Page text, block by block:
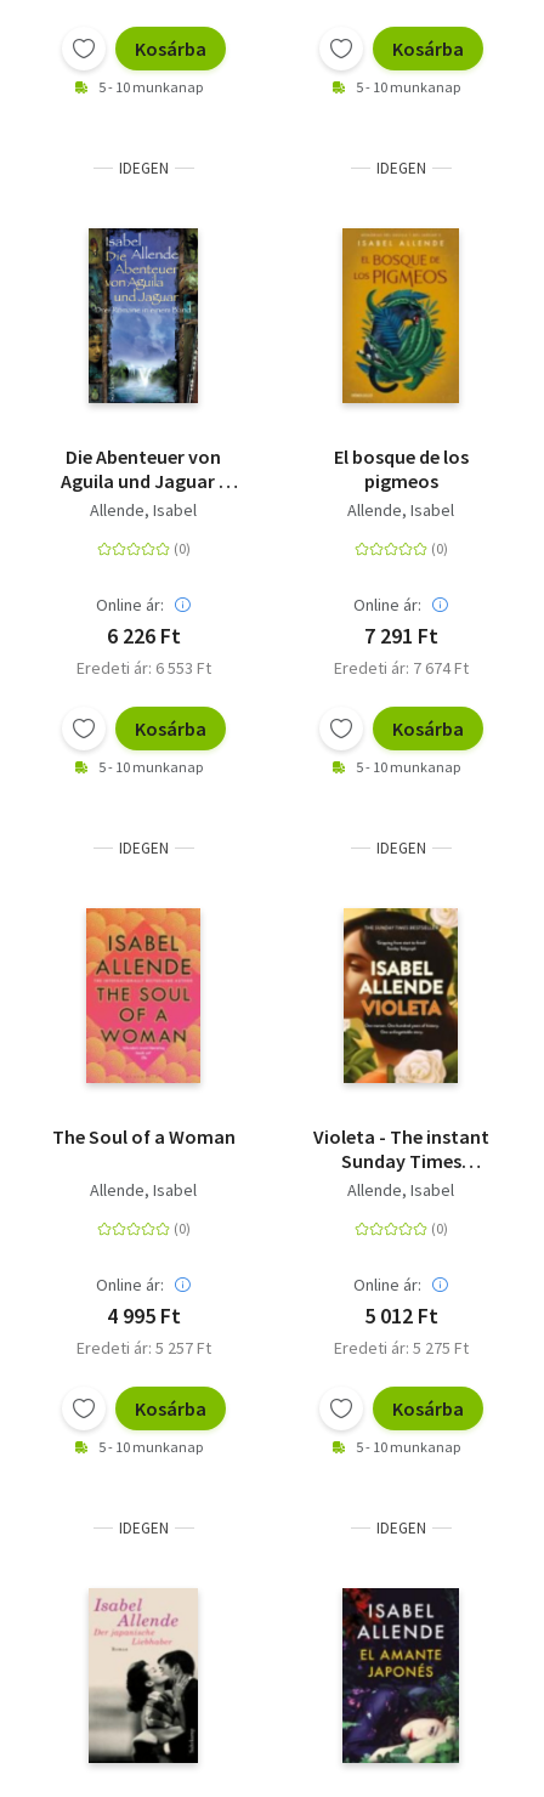
Kosárba
5 - 10 munkanap
Kosárba
5 - 10 munkanap
IDEGEN
Die Abenteuer von
Aguila und Jaguar -
Drei Romane in einem
wilden Götter, Im
Drachen, Im Bann der
Masken
Allende, Isabel
Online ár:
6 226 Ft
Eredeti ár: 6 553 Ft
Kosárba
5 - 10 munkanap
IDEGEN
El bosque de los
pigmeos
Allende, Isabel
Online ár:
7 291 Ft
Eredeti ár: 7 674 Ft
Kosárba
5 - 10 munkanap
IDEGEN
The Soul of a Woman
Allende, Isabel
Online ár:
4 995 Ft
Eredeti ár: 5 257 Ft
Kosárba
5 - 10 munkanap
IDEGEN
Violeta - The instant
Sunday Times
bestseller
Allende, Isabel
Online ár:
5 012 Ft
Eredeti ár: 5 275 Ft
Kosárba
5 - 10 munkanap
IDEGEN IDEGEN